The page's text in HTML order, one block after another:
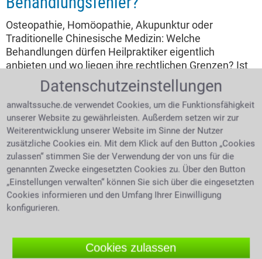
Osteopathie, Homöopathie, Akupunktur oder
Traditionelle Chinesische Medizin: Welche
Behandlungen dürfen Heilpraktiker eigentlich
anbieten und wo liegen ihre rechtlichen Grenzen? Ist
die Berufsbezeichnung geschützt und wann muss ein
Patient an einen Arzt verwiesen werden? Was gilt,
wenn eine falsche Diagnose, eine ungeeignete
Therapie oder mangelnde Aufklärung zu
gesundheitlichen Schäden führt? Und unter welchen
Voraussetzungen können Betroffene Schadensersatz
und Schmerzensgeld verlangen?
4.0 / 5 (694 Bewertungen)
Datenschutzeinstellungen
anwaltssuche.de verwendet Cookies, um die Funktionsfähigkeit
unserer Website zu gewährleisten. Außerdem setzen wir zur
Weiterentwicklung unserer Website im Sinne der Nutzer
zusätzliche Cookies ein. Mit dem Klick auf den Button „Cookies
zulassen“ stimmen Sie der Verwendung der von uns für die
genannten Zwecke eingesetzten Cookies zu. Über den Button
„Einstellungen verwalten“ können Sie sich über die eingesetzten
Cookies informieren und den Umfang Ihrer Einwilligung
konfigurieren.
Cookies zulassen